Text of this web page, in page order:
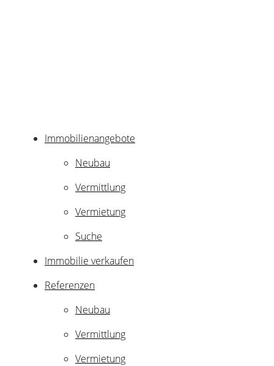
Immobilienangebote
Neubau
Vermittlung
Vermietung
Suche
Immobilie verkaufen
Referenzen
Neubau
Vermittlung
Vermietung